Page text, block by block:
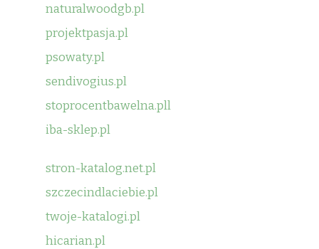
naturalwoodgb.pl
projektpasja.pl
psowaty.pl
sendivogius.pl
stoprocentbawelna.pll
iba-sklep.pl
stron-katalog.net.pl
szczecindlaciebie.pl
twoje-katalogi.pl
hicarian.pl